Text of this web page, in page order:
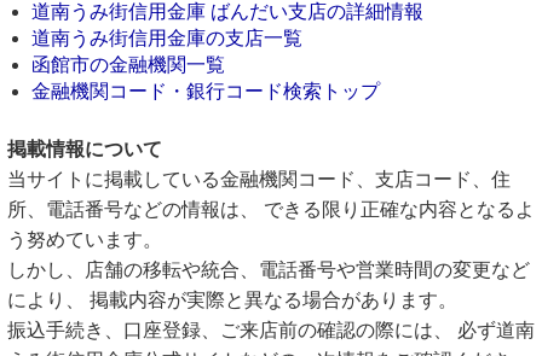
道南うみ街信用金庫 ばんだい支店の詳細情報
道南うみ街信用金庫の支店一覧
函館市の金融機関一覧
金融機関コード・銀行コード検索トップ
掲載情報について
当サイトに掲載している金融機関コード、支店コード、住
所、電話番号などの情報は、 できる限り正確な内容となるよ
う努めています。
しかし、店舗の移転や統合、電話番号や営業時間の変更など
により、 掲載内容が実際と異なる場合があります。
振込手続き、口座登録、ご来店前の確認の際には、 必ず道南